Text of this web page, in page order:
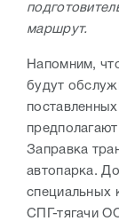
маршрут.
Напомним,
будут
Заправка
автопарка.
специальных
СПГ-тягачи